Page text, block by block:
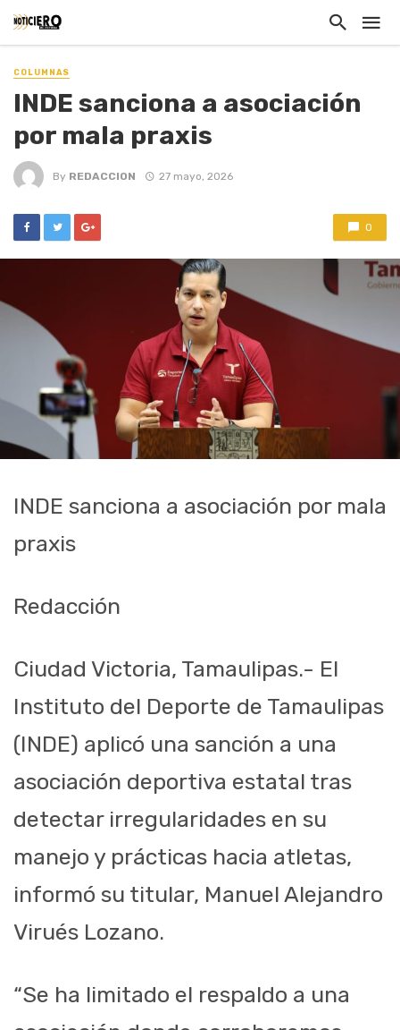
COLUMNAS
INDE sanciona a asociación
por mala praxis
By REDACCION 27 mayo, 2026
0
INDE sanciona a asociación por mala
praxis
Redacción
Ciudad Victoria, Tamaulipas.- El
Instituto del Deporte de Tamaulipas
(INDE) aplicó una sanción a una
asociación deportiva estatal tras
detectar irregularidades en su
manejo y prácticas hacia atletas,
informó su titular, Manuel Alejandro
Virués Lozano.
“Se ha limitado el respaldo a una